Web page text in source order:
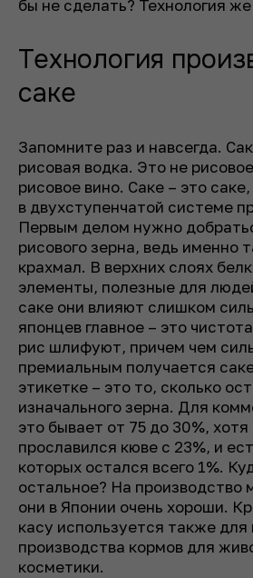
бы не сделать? Технология
Технология
саке
Запомните раз и навсегда.
рисовая водка. Это не
рисовое вино. Саке – это
в двухступенчатой системе
Первым делом нужно
рисового зерна, ведь именно
крахмал. В верхних слоях
элементы, полезные для
саке они влияют слишком
японцев главное – это
рис шлифуют, причем чем
премиальным получается
этикетке – это то, сколько
изначального зерна. Для
это бывает от 75 до 30%, хотя
прославился кюве с 23%, и
которых остался всего 1%.
остальное? На производство
они в Японии очень хороши.
касу используется также для
производства кормов для
косметики.